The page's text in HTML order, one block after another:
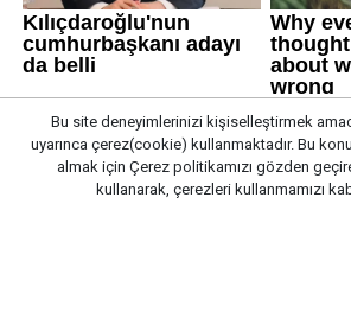
Bu site deneyimlerinizi kişiselleştirmek
uyarınca çerez(cookie) kullanmaktadır. Bu
almak için Çerez politikamızı gözden
kullanarak, çerezleri kullanmamızı